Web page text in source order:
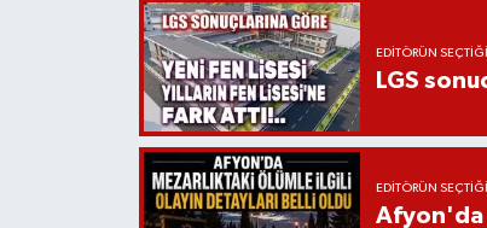
EDITÖRÜN SEÇTIĞI
LGS
EDITÖRÜN SEÇTIĞI
Afyon'da